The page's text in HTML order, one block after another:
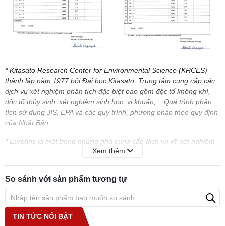
* Kitasato Research Center for Environmental Science (KRCES)
thành lập năm 1977 bởi Đại học Kitasato. Trung tâm cung cấp các
dịch vụ xét nghiệm phân tích đặc biệt bao gồm độc tố không khí,
độc tố thủy sinh, xét nghiệm sinh học, vi khuẩn,... Quá trình phân
tích sử dụng JIS, EPA và các quy trình, phương pháp theo quy định
của Nhật Bản.
* Eurofins là một trong những nhà cung cấp dịch vụ về xét nghiệm
vi sinh ở Châu Âu, bao gồm các dịch vụ phân tích để phát hiện vi
gói, đo vi khuẩn trong không khí).
Ngăn Prime Freezecấp đông nhanh gấp 5 lần
Được thiết kế có thể cấp đông nhanh gấp 5 lần so với các model
Xem thêm
So sánh với sản phẩm tương tự
TIN TỨC NỔI BẬT